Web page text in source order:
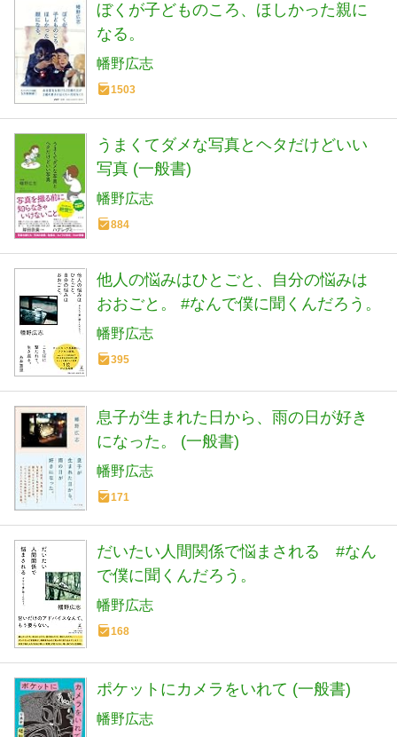
ぼくが子どものころ、ほしかった親に
なる。
幡野広志
1503
うまくてダメな写真とヘタだけどいい
写真 (一般書)
幡野広志
884
他人の悩みはひとごと、自分の悩みは
おおごと。 #なんで僕に聞くんだろう。
幡野広志
395
息子が生まれた日から、雨の日が好き
になった。 (一般書)
幡野広志
171
だいたい人間関係で悩まされる #なん
で僕に聞くんだろう。
幡野広志
168
ポケットにカメラをいれて (一般書)
幡野広志